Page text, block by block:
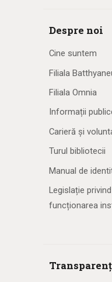
Despre noi
Cine suntem
Filiala
Filiala Omnia
Informații
Carieră și
Turul bibliotecii
Manual de
Legislație
funcționarea